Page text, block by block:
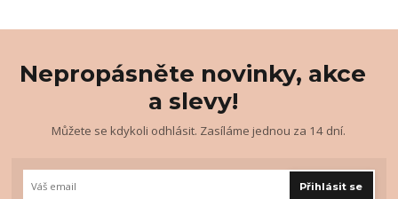
Nepropásněte novinky, akce
a slevy!
Můžete se kdykoli odhlásit. Zasíláme jednou za 14 dní.
Přihlásit se